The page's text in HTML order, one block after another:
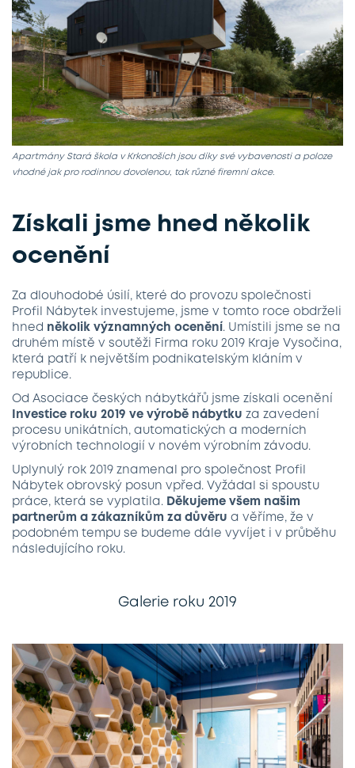
Apartmány Stará škola v Krkonoších jsou díky své vybavenosti a poloze
vhodné jak pro rodinnou dovolenou, tak různé firemní akce.
Získali jsme hned několik
ocenění
Za dlouhodobé úsilí, které do provozu společnosti
Profil Nábytek investujeme, jsme v tomto roce obdrželi
hned několik významných ocenění. Umístili jsme se na
druhém místě v soutěži Firma roku 2019 Kraje Vysočina,
která patří k největším podnikatelským kláním v
republice.
Od Asociace českých nábytkářů jsme získali ocenění
Investice roku 2019 ve výrobě nábytku za zavedení
procesu unikátních, automatických a moderních
výrobních technologií v novém výrobním závodu.
Uplynulý rok 2019 znamenal pro společnost Profil
Nábytek obrovský posun vpřed. Vyžádal si spoustu
práce, která se vyplatila. Děkujeme všem našim
partnerům a zákazníkům za důvěru a věříme, že v
podobném tempu se budeme dále vyvíjet i v průběhu
následujícího roku.
Galerie roku 2019